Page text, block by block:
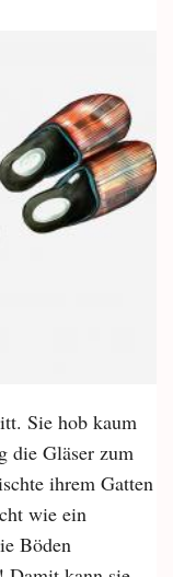
Sie hob kaum
die Gläser zum
ihrem Gatten
wie ein
Böden